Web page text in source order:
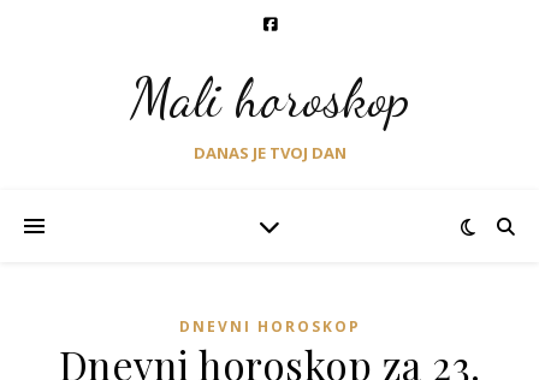
Mali horoskop
DANAS JE TVOJ DAN
DNEVNI HOROSKOP
Dnevni horoskop za 23.